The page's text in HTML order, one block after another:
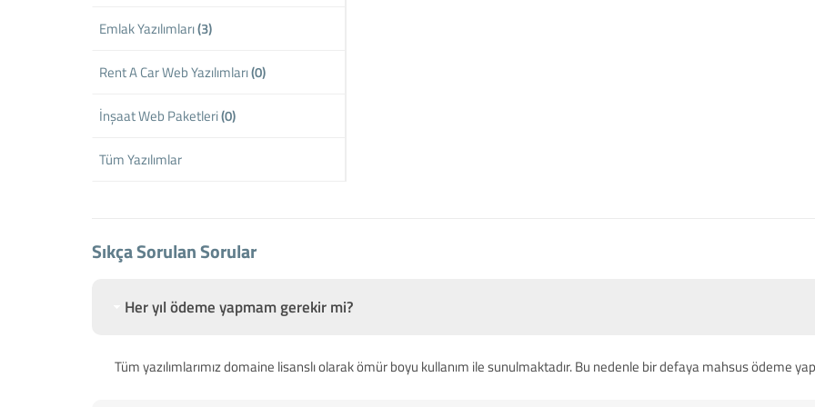
Emlak Yazılımları(3)
Rent A Car Web Yazılımları(0)
İnşaat Web Paketleri(0)
Tüm Yazılımlar
Sıkça Sorulan Sorular
Her yıl ödeme yapmam gerekir mi?
Tüm yazılımlarımız domaine lisanslı olarak ömür boyu kullanım ile sunulmaktadır. Bu nedenle bir defaya mahsus ödeme